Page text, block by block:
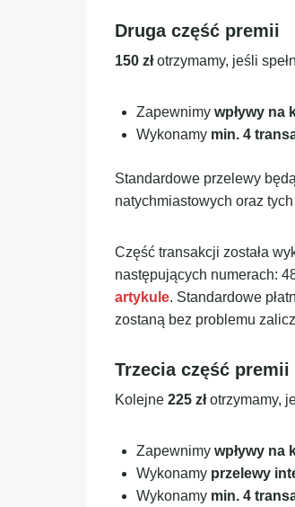
Druga część premii
150 złotrzymamy, jeśli
Zapewnimy wpływy na
Wykonamy min. 4
Standardowe przelewy
natychmiastowych oraz
Część transakcji została
następujących numerach:
artykule. Standardowe
zostaną bez problemu
Trzecia część premii
Kolejne 225 złotrzymamy,
Zapewnimy wpływy na
Wykonamy przelewy
Wykonamy min. 4